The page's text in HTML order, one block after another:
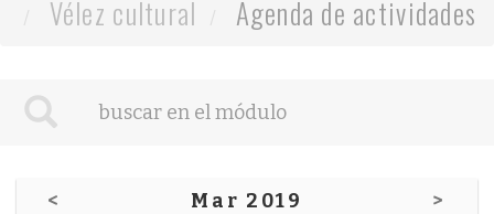
Vélez cultural
Agenda de actividades
< Mar 2019 >